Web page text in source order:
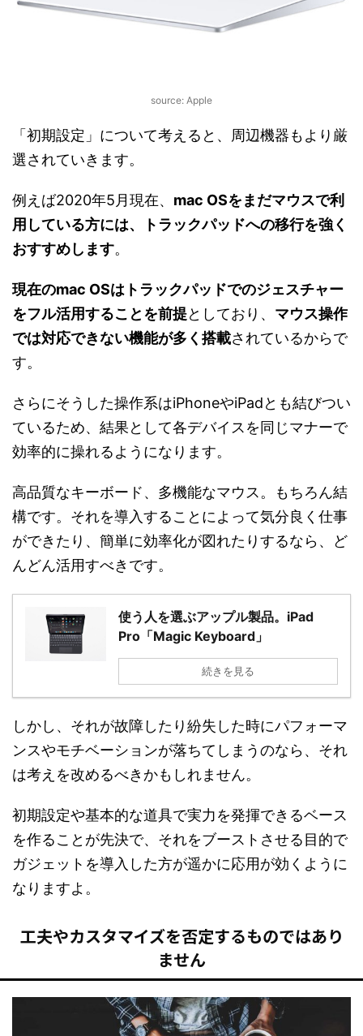
source: Apple
「初期設定」について考えると、周辺機器もより厳
選されていきます。
例えば2020年5月現在、 mac OSをまだマウスで利
用している方には、トラックパッドへの移行を強く
おすすめします。
現在のmac OSはトラックパッドでのジェスチャー
をフル活用することを前提としており、 マウス操作
では対応できない機能が多く搭載されているからで
す。
さらにそうした操作系はiPhoneやiPadとも結びつい
ているため、結果として各デバイスを同じマナーで
効率的に操れるようになります。
高品質なキーボード、多機能なマウス。もちろん結
構です。それを導入することによって気分良く仕事
ができたり、簡単に効率化が図れたりするなら、ど
んどん活用すべきです。
使う人を選ぶアップル製品。iPad
Pro「Magic Keyboard」
続きを見る
しかし、それが故障したり紛失した時にパフォーマ
ンスやモチベーションが落ちてしまうのなら、それ
は考えを改めるべきかもしれません。
初期設定や基本的な道具で実力を発揮できるベース
を作ることが先決で、それをブーストさせる目的で
ガジェットを導入した方が遥かに応用が効くように
なりますよ。
工夫やカスタマイズを否定するものではあり
ません